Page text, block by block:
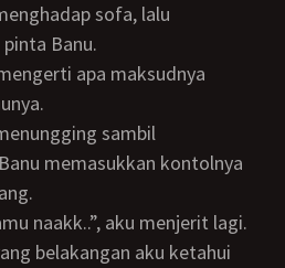
Banu.
memasukkan kontolnya
naakk..”, aku menjerit lagi.